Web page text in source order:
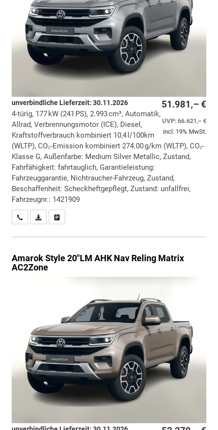
51.981,– €
UVP:66.621,– €
incl. 19% MwSt.
unverbindliche Lieferzeit: 30.11.2026
4-türig, 177 kW (241 PS), 2.993 cm³, Automatik,
Allrad, Verbrennungsmotor (ICE), Diesel,
Kraftstoffverbrauch kombiniert 10,4 l/100km
(WLTP), CO₂-Emission kombiniert 274.00 g/km (WLTP), CO₂-
Klasse G, Außenfarbe: Medium Silver Metallic, Zustand,
Fahrfähigkeit: fahrtauglich, Garantieleistung:
Fahrzeuggarantie, Nichtraucher-Fahrzeug, Zustand,
Beschaffenheit: Scheckheftgepflegt, Zustand: unfallfrei,
Fahrzeugnr.: 1421909
Wir rufen Sie anPDF-Datei, Fahrzeugexposé drucken
AmarokStyle 20"LM AHK Nav Reling Matrix
AC2Zone